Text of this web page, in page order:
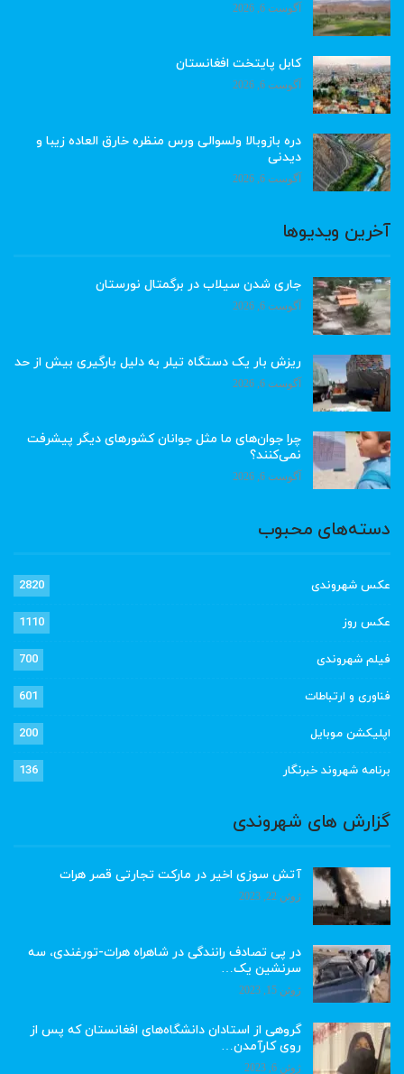
آگوست 6, 2026
کابل پایتخت افغانستان
آگوست 6, 2026
دره بازوبالا ولسوالی ورس منظره خارق العاده زیبا و
دیدنی
آگوست 6, 2026
آخرین ویدیوها
جاری شدن سیلاب در برگمتال نورستان
آگوست 6, 2026
ریزش بار یک دستگاه تیلر به دلیل بارگیری بیش از حد
آگوست 6, 2026
چرا جوان‌های ما مثل جوانان کشورهای دیگر پیشرفت
نمی‌کنند؟
آگوست 6, 2026
دسته‌های محبوب
عکس شهروندی 2820
عکس روز 1110
فیلم شهروندی 700
فناوری و ارتباطات 601
اپلیکشن موبایل 200
برنامه شهروند خبرنگار 136
گزارش های شهروندی
آتش سوزی اخیر در مارکت تجارتی قصر هرات
ژوئن 22, 2023
در پی تصادف رانندگی در شاهراه هرات-تورغندی، سه
سرنشین یک…
ژوئن 15, 2023
گروهی از استادان دانشگاه‌های افغانستان که پس از
روی کارآمدن…
ژوئن 6, 2023